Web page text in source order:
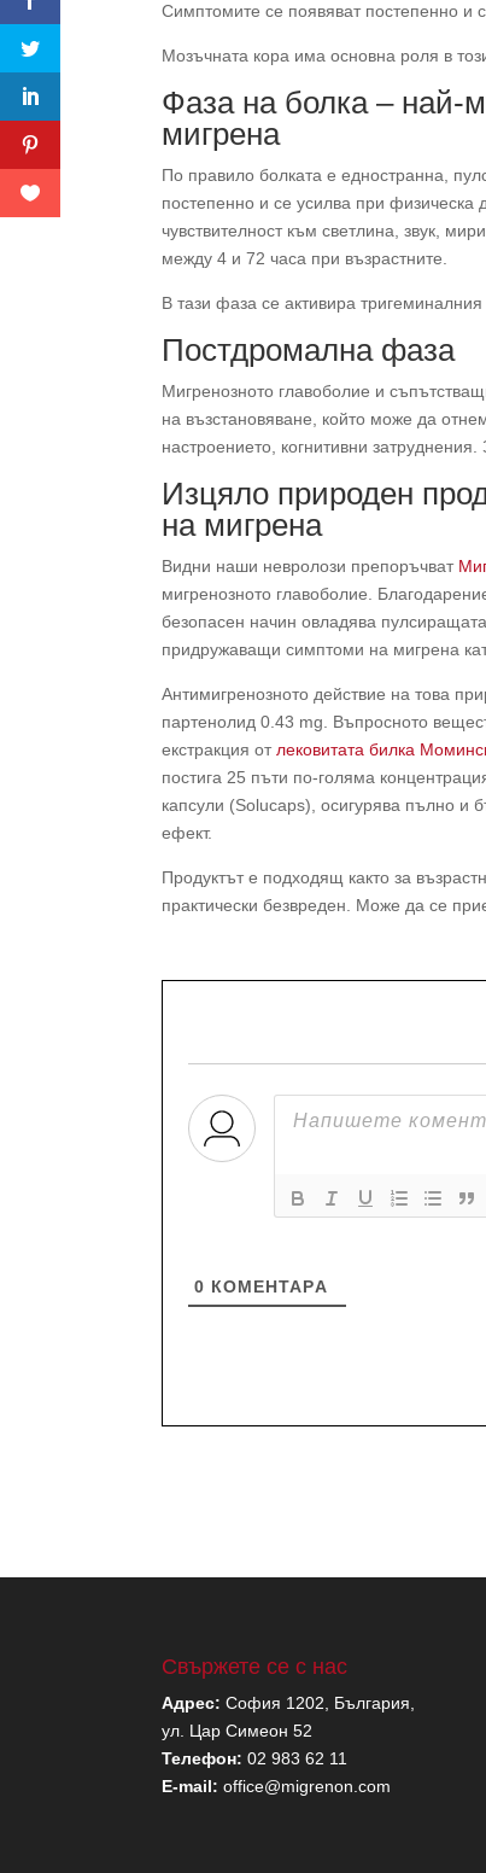
Симптомите се появяват постепенно и
Мозъчната кора има основна роля в
Фаза на болка – най-
мигрена
По правило болката е едностранна,
постепенно и се усилва при физическа
чувствителност към светлина, звук,
между 4 и 72 часа при възрастните.
В тази фаза се активира тригеминалния
Постдромална фаза
Мигренозното главоболие и
на възстановяване, който може да
настроението, когнитивни
Изцяло природен
на мигрена
Видни наши невролози препоръчват
мигренозното главоболие.
безопасен начин овладява
придружаващи симптоми на мигрена
Антимигренозното действие на това
партенолид 0.43 mg. Въпросното
екстракция отлековитата билка
постига 25 пъти по-голяма
капсули (Solucaps), осигурява пълно и
ефект.
Продуктът е подходящ както за
практически безвреден. Може да се
0 КОМЕНТАРA
Свържете се с нас
Адрес: София 1202, България,
ул. Цар Симеон 52
Телефон: 02 983 62 11
E-mail: office@migrenon.com